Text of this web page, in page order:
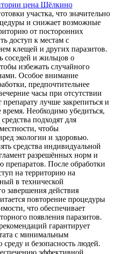
цена Щёлкино
участка, что значительно
и снижает возможные
от посторонних
доступ к местам с
клещей и других паразитов.
соседей и жильцов о
избежать случайного
Особое внимание
предпочтительнее
часы при отсутствии
препарату лучше закрепиться и
Необходимо убедиться,
подходят для
чтобы
экологии и здоровью.
средства индивидуальной
разрешённых норм и
После обработки
на территорию на
в технической
завершения действия
повторение процедуры
что обеспечивает
появления паразитов.
гарантирует
с минимальным
и безопасность людей.